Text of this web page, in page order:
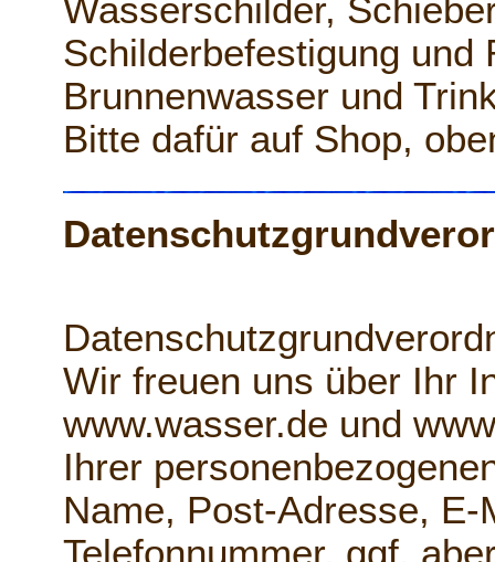
Wasserschilder,
Schilderbefestigung und
Brunnenwasser und
Bitte dafür auf Shop,
Wir freuen uns über Ihr
www.wasser.de und
Ihrer
Name, Post-Adresse, E-
Telefonnummer, ggf.